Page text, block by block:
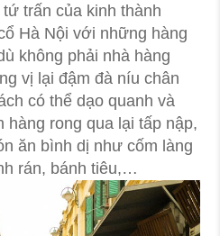
trấn của kinh thành
Hà Nội với những hàng
không phải nhà hàng
vị lại đậm đà níu chân
có thể dạo quanh và
hàng rong qua lại tấp nập,
ăn bình dị như cốm làng
rán, bánh tiêu,…